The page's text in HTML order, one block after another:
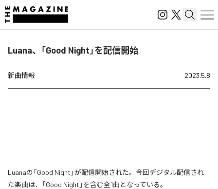
Luana、「Good Night」を配信開始
新曲情報 2023.5.8
Luanaの「Good Night」が配信開始された。今回デジタル配信され
た楽曲は、「Good Night」を含む全1曲となっている。